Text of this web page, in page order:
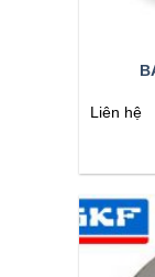
Liên hệ